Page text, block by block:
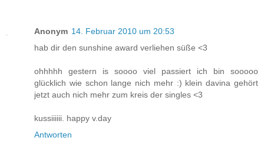
Anonym 14. Februar 2010 um 20:53
hab dir den sunshine award verliehen süße <3
ohhhhh gestern is soooo viel passiert ich bin sooooo
glücklich wie schon lange nich mehr :) klein davina gehört
jetzt auch nich mehr zum kreis der singles <3
kussiiiiii. happy v.day
Antworten